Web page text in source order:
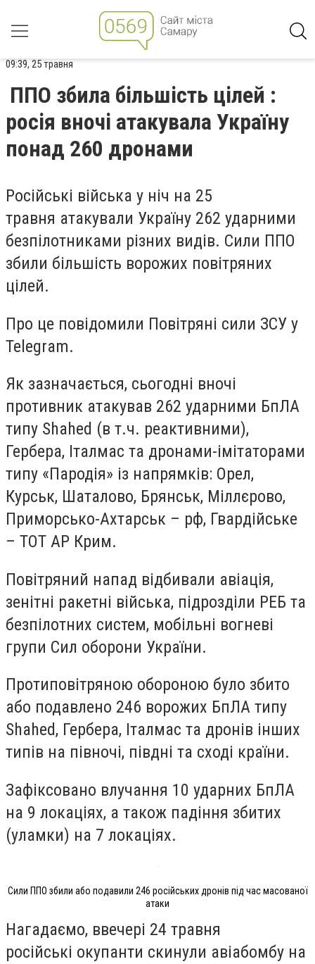
09:39, 25 травня
ППО збила більшість цілей :
росія вночі атакувала Україну
понад 260 дронами
Російські війська у ніч на 25
травня атакували Україну 262 ударними
безпілотниками різних видів. Сили ППО
збили більшість ворожих повітряних
цілей.
Про це повідомили Повітряні сили ЗСУ у
Telegram.
Як зазначається, сьогодні вночі
противник атакував 262 ударними БпЛА
типу Shahed (в т.ч. реактивними),
Гербера, Італмас та дронами-імітаторами
типу «Пародія» із напрямків: Орел,
Курськ, Шаталово, Брянськ, Міллєрово,
Приморсько-Ахтарськ – рф, Гвардійське
– ТОТ АР Крим.
Повітряний напад відбивали авіація,
зенітні ракетні війська, підрозділи РЕБ та
безпілотних систем, мобільні вогневі
групи Сил оборони України.
Протиповітряною обороною було збито
або подавлено 246 ворожих БпЛА типу
Shahed, Гербера, Італмас та дронів інших
типів на півночі, півдні та сході країни.
Зафіксовано влучання 10 ударних БпЛА
на 9 локаціях, а також падіння збитих
(уламки) на 7 локаціях.
Сили ППО збили або подавили 246 російських дронів під час масованої
атаки
Нагадаємо, ввечері 24 травня
російські окупанти скинули авіабомбу на